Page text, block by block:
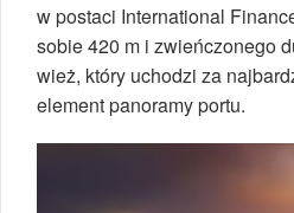
w postaci International
sobie 420 m i zwieńczonego
wież, który uchodzi za
element panoramy portu.